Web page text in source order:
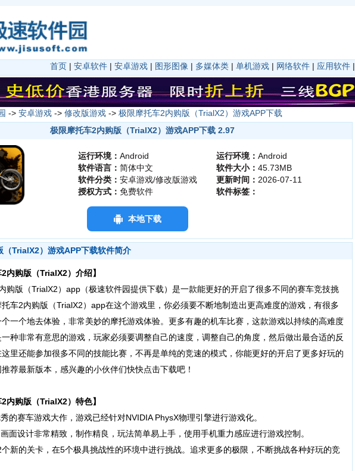
首页| 安卓软件| 安卓游戏| 图形图像 | 多媒体类| 单机游戏| 网络软件| 应用软件|
-> 安卓游戏 -> 修改版游戏 -> 极限摩托车2内购版（TrialX2）游戏APP下载
极限摩托车2内购版（TrialX2）游戏APP下载 2.97
运行环境： Android
软件语言： 简体中文
软件分类： 安卓游戏/修改版游戏
授权方式： 免费软件
本地下载
运行环境： Android
软件大小： 45.73MB
更新时间： 2026-07-11
软件标签：
（TrialX2）游戏APP下载软件简介
购版（TrialX2）介绍】
版（TrialX2）app（极速软件园提供下载）是一款能更好的开启了很多不同的赛车竞技挑
车2内购版（TrialX2）app在这个游戏里，你必须要不断地制造出更高难度的游戏，有很多
一个地去体验，非常美妙的摩托游戏体验。更多有趣的机车比赛，这款游戏以持续的高难度
种非常有意思的游戏，玩家必须要调整自己的速度，调整自己的角度，然后做出最合适的反
里还能参加很多不同的技能比赛，不再是单纯的竞速的模式，你能更好的开启了更多好玩的
荐最新版本，感兴趣的小伙伴们快快点击下载吧！
购版（TrialX2）特色】
赛车游戏大作，游戏已经针对NVIDIA PhysX物理引擎进行游戏化。
设计非常精致，制作精良，玩法简单易上手，使用手机重力感应进行游戏控制。
的关卡，在5个极具挑战性的环境中进行挑战。追求更多的极限，不断挑战各种好玩的竞